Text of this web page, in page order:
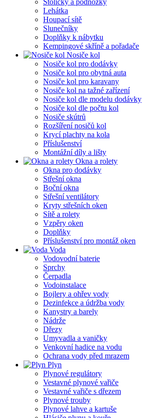
Stoličky a podnožky
Lehátka
Houpací sítě
Slunečníky
Doplňky k nábytku
Kempingové skříně a pořadače
Nosiče kol
Nosiče kol pro dodávky
Nosiče kol pro obytná auta
Nosiče kol pro karavany
Nosiče kol na tažné zařízení
Nosiče kol dle modelu dodávky
Nosiče kol dle počtu kol
Nosiče skútrů
Rozšíření nosičů kol
Krycí plachty na kola
Příslušenství
Montážní díly a lišty
Okna a rolety
Okna pro dodávky
Střešní okna
Boční okna
Střešní ventilátory
Kryty střešních oken
Sítě a rolety
Vzpěry oken
Doplňky
Příslušenství pro montáž oken
Voda
Vodovodní baterie
Sprchy
Čerpadla
Vodoinstalace
Bojlery a ohřev vody
Dezinfekce a údržba vody
Kanystry a barely
Nádrže
Dřezy
Umyvadla a vaničky
Venkovní hadice na vodu
Ochrana vody před mrazem
Plyn
Plynové regulátory
Vestavné plynové vařiče
Vestavné vařiče s dřezem
Plynové trouby
Plynové lahve a kartuše